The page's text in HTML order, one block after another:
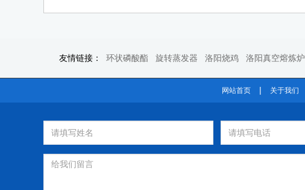
友情链接： 环状磷酸酯 旋转蒸发器 洛阳烧鸡 洛阳真空熔炼炉
网站首页 | 关于我们